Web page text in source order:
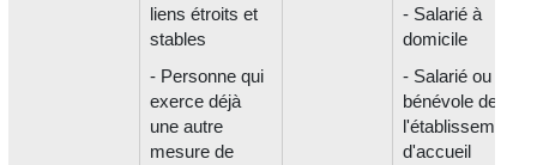
liens étroits et
stables
- Personne qui
exerce déjà
une autre
mesure de
- Salarié à
domicile
- Salarié ou
bénévole de
l'établissement
d'accueil